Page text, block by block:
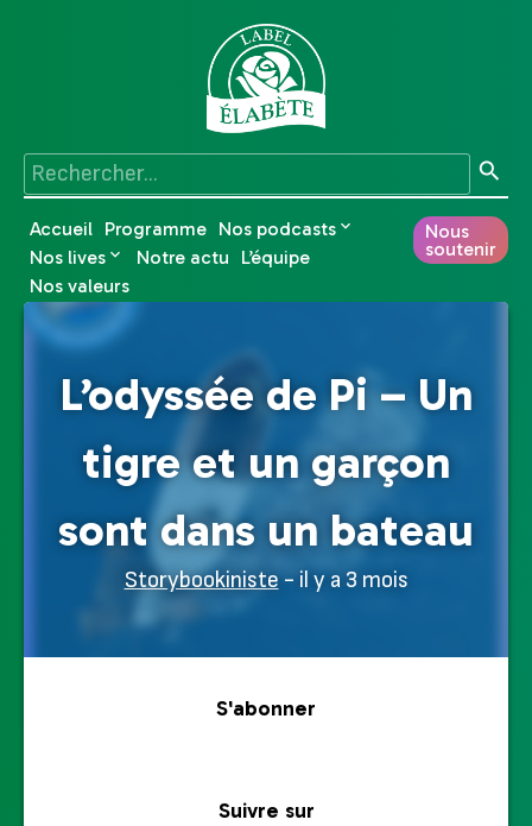
Accueil Programme Nos podcasts
Nos lives
Notre actu
L’équipe
Nos valeurs
Nous
soutenir
L’odyssée de Pi – Un
tigre et un garçon
sont dans un bateau
Storybookiniste - il y a 3 mois
S'abonner
Suivre sur